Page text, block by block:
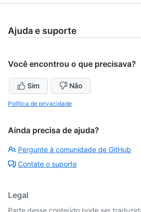
Ajuda e suporte
Você encontrou o que precisava?
Sim Não
Política de privacidade
Ainda precisa de ajuda?
Pergunte à comunidade de GitHub
Contate o suporte
Legal
Parte desse conteúdo pode ser